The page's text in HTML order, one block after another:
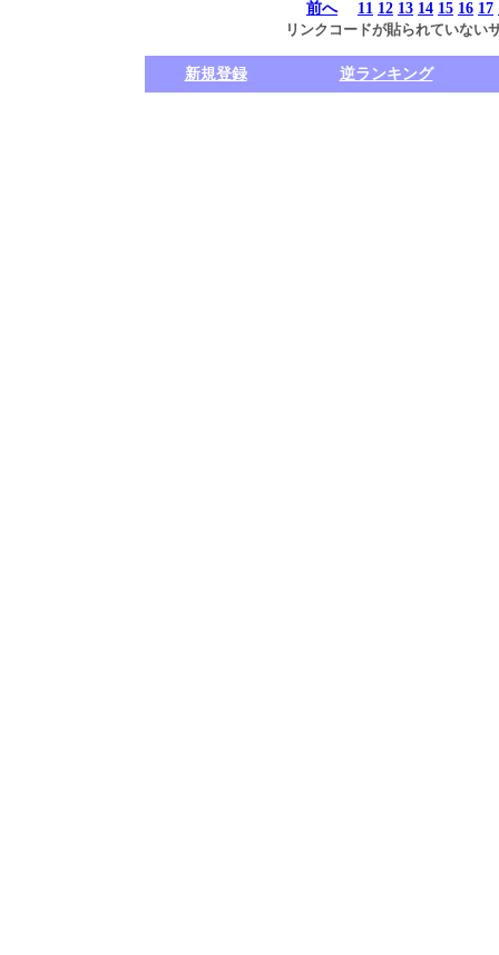
前へ 11 12 13 14 15 16 17
リンクコードが貼られていない
新規登録 逆ランキング